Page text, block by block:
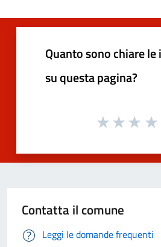
Quanto sono chiare
su questa pagina?
Contatta il comune
Leggi le domande frequenti